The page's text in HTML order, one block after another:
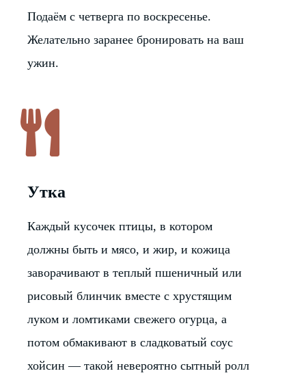
Подаём с четверга по воскресенье.
Желательно заранее бронировать на ваш
ужин.
Утка
Каждый кусочек птицы, в котором
должны быть и мясо, и жир, и кожица
заворачивают в теплый пшеничный или
рисовый блинчик вместе с хрустящим
луком и ломтиками свежего огурца, а
потом обмакивают в сладковатый соус
хойсин — такой невероятно сытный ролл